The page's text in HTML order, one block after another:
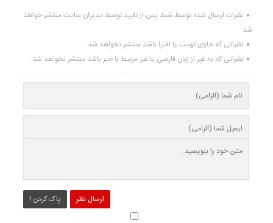
نظرات ارسال شده توسط شما، پس از تایید توسط مدیران سایت منتشر خواهد
شد.
نظراتی که حاوی تهمت یا افترا باشد منتشر نخواهد شد.
نظراتی که به غیر از زبان فارسی یا غیر مرتبط با خبر باشد منتشر نخواهد شد.
ارسال نظر پاک کردن !